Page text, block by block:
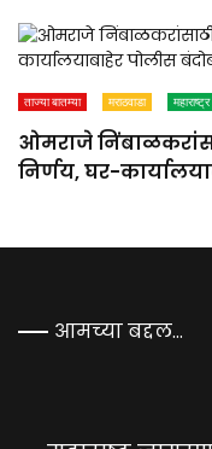
ताज्या बातम्या मराठवाडा महाराष्ट्र
ओमराजे
निर्णय, घर-
आमच्या बद्दल…